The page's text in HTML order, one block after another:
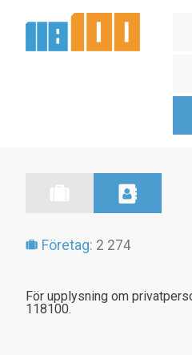
Företag: 2 274
För upplysning om
118100.